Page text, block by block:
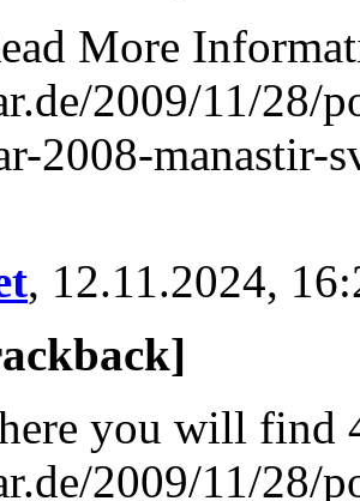
More
2009/11/28/
2008-manastir-
, 12.11.2024,
you will find
2009/11/28/